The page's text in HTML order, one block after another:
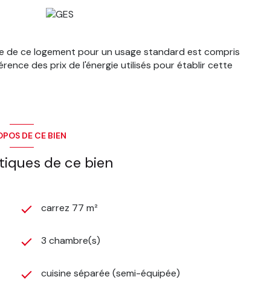
de ce logement pour un usage standard est compris
des prix de l'énergie utilisés pour établir cette
DE CE BIEN
de ce bien
carrez 77 m²
3 chambre(s)
cuisine séparée (semi-équipée)